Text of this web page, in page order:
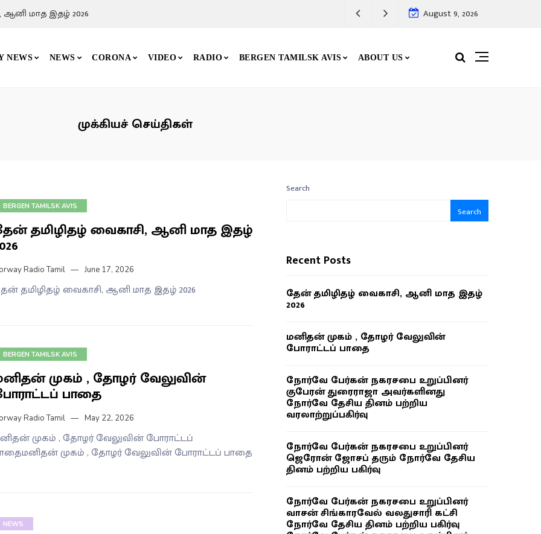
மனிதன் முகம் , தோழர் வேலுவின் போராட்டப் பாதை August 9, 2026
NEWS NEWS CORONA VIDEO RADIO BERGEN TAMILSK AVIS ABOUT US
முக்கியச் செய்திகள்
BERGEN TAMILSK AVIS
தமிழிதழ் வைகாசி, ஆனி மாத இதழ்
Radio Tamil June 17, 2026
தமிழிதழ் வைகாசி, ஆனி மாத இதழ் 2026
BERGEN TAMILSK AVIS
முகம் , தோழர் வேலுவின்
பாதை
Radio Tamil May 22, 2026
முகம் , தோழர் வேலுவின் போராட்டப்
முகம் , தோழர் வேலுவின் போராட்டப் பாதை
NEWS
Search
Search
Recent Posts
தேன் தமிழிதழ் வைகாசி, ஆனி மாத இதழ்
2026
மனிதன் முகம் , தோழர் வேலுவின்
போராட்டப் பாதை
நோர்வே பேர்கன் நகரசபை உறுப்பினர்
குபேரன் துரைராஜா அவர்களினது
நோர்வே தேசிய தினம் பற்றிய
வரலாற்றுப்பகிர்வு
நோர்வே பேர்கன் நகரசபை உறுப்பினர்
ஜெரோன் ஜோசப் தரும் நோர்வே தேசிய
தினம் பற்றிய பகிர்வு
நோர்வே பேர்கன் நகரசபை உறுப்பினர்
வாசன் சிங்காரவேல் வலதுசாரி கட்சி
நோர்வே தேசிய தினம் பற்றிய பகிர்வு